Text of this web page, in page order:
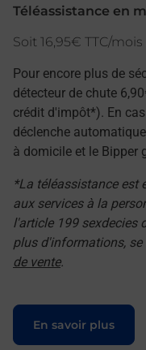
Téléassistance en
Soit 16,95€ TTC/
Pour encore plus de
détecteur de chute
crédit d'impôt*). En
déclenche
à domicile et le Bipper
*La téléassistance est
aux services à la
l'article 199 sexdecies
plus d'informations, se
de vente.
En savoir plus
Le lien s'ouvre dans